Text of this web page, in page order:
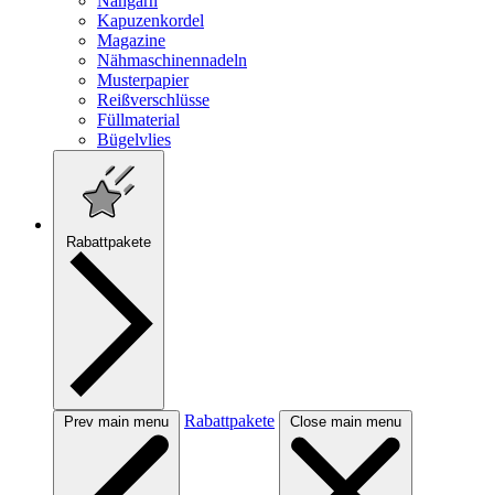
Kapuzenkordel
Magazine
Nähmaschinennadeln
Musterpapier
Reißverschlüsse
Füllmaterial
Bügelvlies
Rabattpakete
Prev main menu Rabattpakete Close main menu